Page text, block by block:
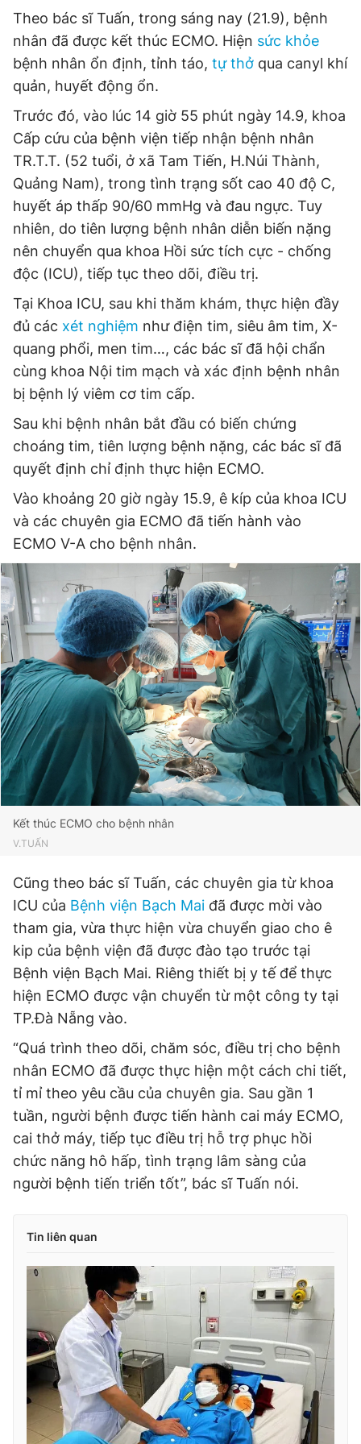
Giấy phép xuất bản số 110/GP - BTTTT cấp ngày 24.3.2020
© 2003-2026 Bản quyền thuộc về Báo Thanh Niên. Cấm sao
chép dưới mọi hình thức nếu không có sự chấp thuận bằng văn
bản. Phát triển bởi ePi Technologies, JSC.
Theo bác sĩ Tuấn, trong sáng nay (21.9), bệnh
nhân đã được kết thúc ECMO. Hiện sức khỏe
bệnh nhân ổn định, tỉnh táo, tự thở qua canyl khí
quản, huyết động ổn.
Trước đó, vào lúc 14 giờ 55 phút ngày 14.9, khoa
Cấp cứu của bệnh viện tiếp nhận bệnh nhân
TR.T.T. (52 tuổi, ở xã Tam Tiến, H.Núi Thành,
Quảng Nam), trong tình trạng sốt cao 40 độ C,
huyết áp thấp 90/60 mmHg và đau ngực. Tuy
nhiên, do tiên lượng bệnh nhân diễn biến nặng
nên chuyển qua khoa Hồi sức tích cực - chống
độc (ICU), tiếp tục theo dõi, điều trị.
Tại Khoa ICU, sau khi thăm khám, thực hiện đầy
đủ các xét nghiệm như điện tim, siêu âm tim, X-
quang phổi, men tim…, các bác sĩ đã hội chẩn
cùng khoa Nội tim mạch và xác định bệnh nhân
bị bệnh lý viêm cơ tim cấp.
Sau khi bệnh nhân bắt đầu có biến chứng
choáng tim, tiên lượng bệnh nặng, các bác sĩ đã
quyết định chỉ định thực hiện ECMO.
Vào khoảng 20 giờ ngày 15.9, ê kíp của khoa ICU
và các chuyên gia ECMO đã tiến hành vào
ECMO V-A cho bệnh nhân.
Kết thúc ECMO cho bệnh nhân
V.TUẤN
Cũng theo bác sĩ Tuấn, các chuyên gia từ khoa
ICU của Bệnh viện Bạch Mai đã được mời vào
tham gia, vừa thực hiện vừa chuyển giao cho ê
kip của bệnh viện đã được đào tạo trước tại
Bệnh viện Bạch Mai. Riêng thiết bị y tế để thực
hiện ECMO được vận chuyển từ một công ty tại
TP.Đà Nẵng vào.
“Quá trình theo dõi, chăm sóc, điều trị cho bệnh
nhân ECMO đã được thực hiện một cách chi tiết,
tỉ mỉ theo yêu cầu của chuyên gia. Sau gần 1
tuần, người bệnh được tiến hành cai máy ECMO,
cai thở máy, tiếp tục điều trị hỗ trợ phục hồi
chức năng hô hấp, tình trạng lâm sàng của
người bệnh tiến triển tốt”, bác sĩ Tuấn nói.
Tin liên quan